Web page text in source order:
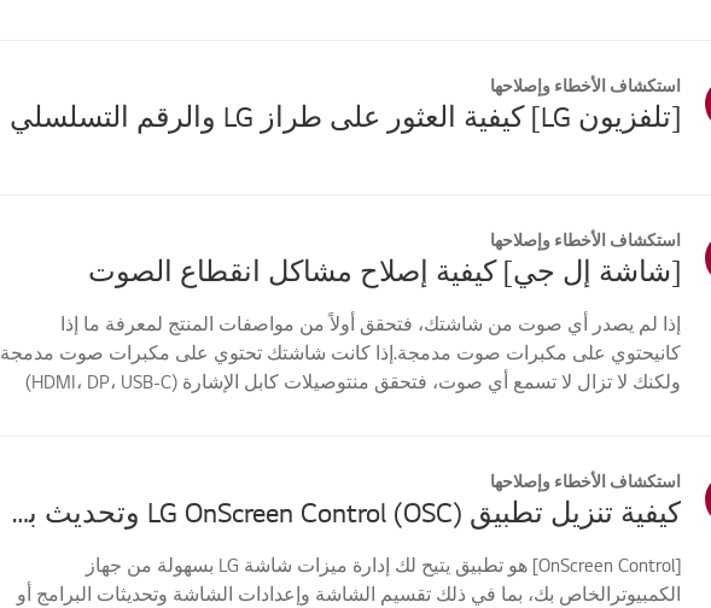
استكشاف الأخطاء وإصلاحها
[تلفزيون LG] كيفية العثور على طراز LG والرقم التسلسلي
استكشاف الأخطاء وإصلاحها
[شاشة إل جي] كيفية إصلاح مشاكل انقطاع الصوت
إذا لم يصدر أي صوت من شاشتك، فتحقق أولاً من مواصفات المنتج لمعرفة ما إذا
كانيحتوي على مكبرات صوت مدمجة.إذا كانت شاشتك تحتوي على مكبرات صوت مدمجة
ولكنك لا تزال لا تسمع أي صوت، فتحقق منتوصيلات كابل الإشارة (HDMI، DP، USB-C)
استكشاف الأخطاء وإصلاحها
كيفية تنزيل تطبيق LG OnScreen Control (OSC) وتحديث برنامج أو برنامج تشغيل الشاشة
[OnScreen Control] هو تطبيق يتيح لك إدارة ميزات شاشة LG بسهولة من جهاز
الكمبيوترالخاص بك، بما في ذلك تقسيم الشاشة وإعدادات الشاشة وتحديثات البرامج أو